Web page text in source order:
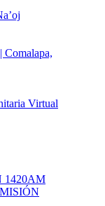
Comalapa,
Virtual
1420AM